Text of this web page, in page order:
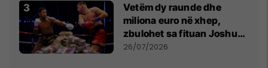
Vetëm dy raunde dhe
miliona euro në xhep,
zbulohet sa fituan Joshua
e Prenga
26/07/2026